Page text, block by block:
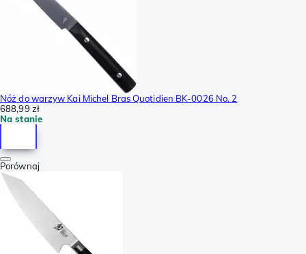
Nóż do warzyw Kai Michel Bras Quotidien BK-0026 No. 2
688,99 zł
Na stanie
Porównaj